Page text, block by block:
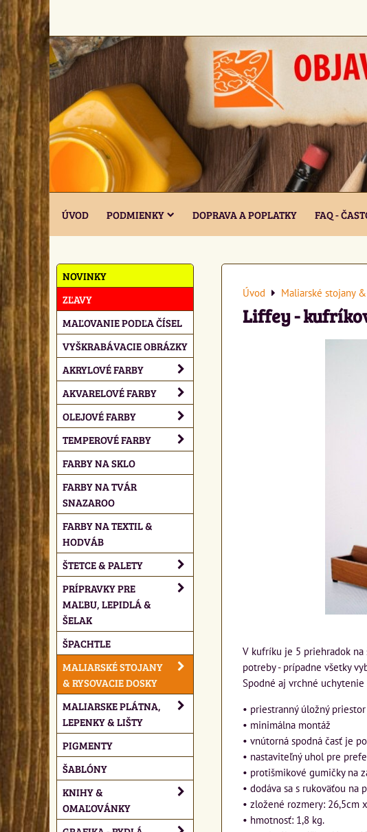
ÚVOD PODMIENKY DOPRAVA A POPLATKY FAQ -
Úvod Maliarské stojany
Liffey -
V kufríku je 5 priehradok na
potreby - prípadne všetky
Spodné aj vrchné
• priestranný úložný priestor
• minimálna montáž
• vnútorná spodná časť je
• nastaviteľný uhol pre
• protišmikové gumičky na
• dodáva sa s rukoväťou na
• zložené rozmery: 26,5cm
• hmotnosť: 1,8 kg.
NOVINKY
ZĽAVY
MAĽOVANIE PODĽA ČÍSEL
VYŠKRABÁVACIE OBRÁZKY
AKRYLOVÉ FARBY
AKVARELOVÉ FARBY
OLEJOVÉ FARBY
TEMPEROVÉ FARBY
FARBY NA SKLO
FARBY NA TVÁR
SNAZAROO
FARBY NA TEXTIL &
HODVÁB
ŠTETCE & PALETY
PRÍPRAVKY PRE
MAĽBU, LEPIDLÁ &
ŠELAK
ŠPACHTLE
MALIARSKÉ STOJANY
& RYSOVACIE DOSKY
MALIARSKE PLÁTNA,
LEPENKY & LIŠTY
PIGMENTY
ŠABLÓNY
KNIHY &
OMAĽOVÁNKY